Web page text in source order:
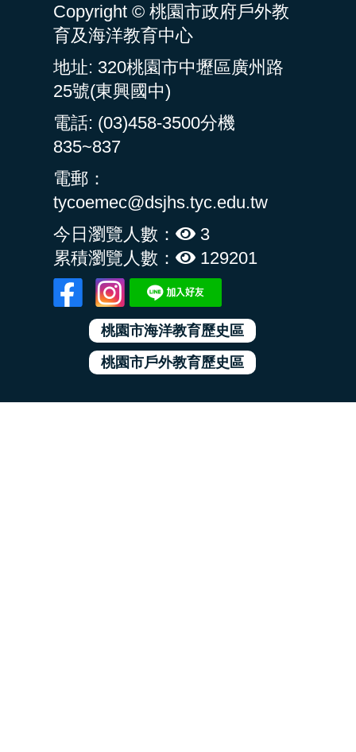
Copyright © 桃園市政府戶外教
育及海洋教育中心
地址: 320桃園市中壢區廣州路
25號(東興國中)
電話: (03)458-3500分機
835~837
電郵：
tycoemec@dsjhs.tyc.edu.tw
今日瀏覽人數：
3
累積瀏覽人數：
129201